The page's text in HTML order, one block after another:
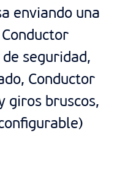
enviando una
seguridad,
Conductor
giros bruscos,